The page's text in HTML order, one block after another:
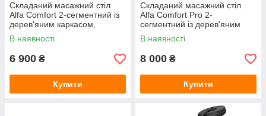
Складаний масажний стіл
Alfa Comfort 2-сегментний із
дерев'яним каркасом,
ширина 70 см
В наявності
6 900 ₴
Купити
Складаний масажний стіл
Alfa Comfort Pro 2-
сегментний із дерев'яним
каркасом, ширина 70 см
В наявності
8 000 ₴
Купити